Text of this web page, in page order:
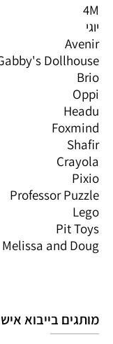
4M
יוגי
Avenir
Dollhouse
Brio
Oppi
Headu
Foxmind
Shafir
Crayola
Pixio
Professor Puzzle
Lego
Pit Toys
Melissa and Doug
מותגים בייבוא